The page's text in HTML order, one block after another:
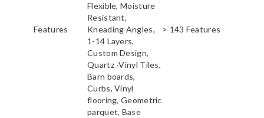
Features
Flexible, Moisture
Resistant,
Kneading Angles,
1-14 Layers,
Custom Design,
> 143 Features
Quartz -Vinyl Tiles,
Barn boards,
Curbs, Vinyl
flooring, Geometric
parquet, Base